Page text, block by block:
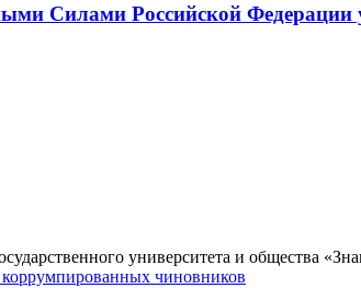
Силами Российской Федерации
университета и общества